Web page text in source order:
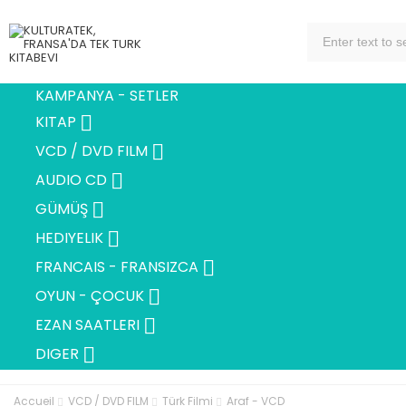
KAMPANYA - SETLER
KITAP 
VCD / DVD FILM 
AUDIO CD 
GÜMÜŞ 
HEDIYELIK 
FRANCAIS - FRANSIZCA 
OYUN - ÇOCUK 
EZAN SAATLERI 
DIGER 
Accueil VCD / DVD FILM Türk Filmi Araf - VCD